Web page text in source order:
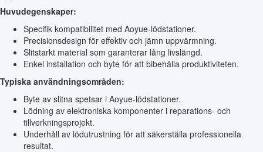
Huvudegenskaper:
Specifik kompatibilitet med Aoyue-lödstationer.
Precisionsdesign för effektiv och jämn uppvärmning.
Slitstarkt material som garanterar lång livslängd.
Enkel installation och byte för att bibehålla produktiviteten.
Typiska användningsområden:
Byte av slitna spetsar i Aoyue-lödstationer.
Lödning av elektroniska komponenter i reparations- och
tillverkningsprojekt.
Underhåll av lödutrustning för att säkerställa professionella
resultat.